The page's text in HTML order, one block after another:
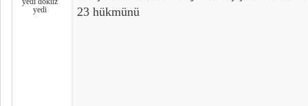
yedi
23 hükmünü